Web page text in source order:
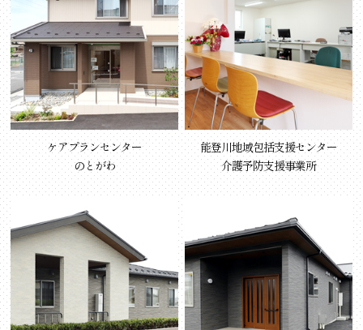
ケアプランセンター
のとがわ
能登川地域包括支援センター
介護予防支援事業所